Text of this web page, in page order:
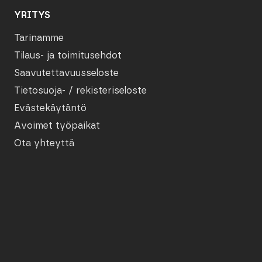
YRITYS
Tarinamme
Tilaus- ja toimitusehdot
Saavutettavuusseloste
Tietosuoja- / rekisteriseloste
Evästekäytäntö
Avoimet työpaikat
Ota yhteyttä